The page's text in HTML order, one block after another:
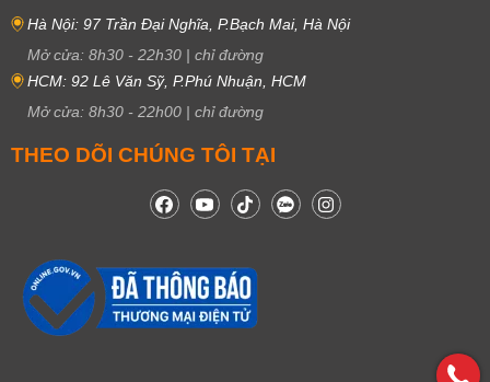
Hà Nội: 97 Trần Đại Nghĩa, P.Bạch Mai, Hà Nội
Mở cửa: 8h30 - 22h30 | chỉ đường
HCM: 92 Lê Văn Sỹ, P.Phú Nhuận, HCM
Mở cửa: 8h30 - 22h00 | chỉ đường
THEO DÕI CHÚNG TÔI TẠI